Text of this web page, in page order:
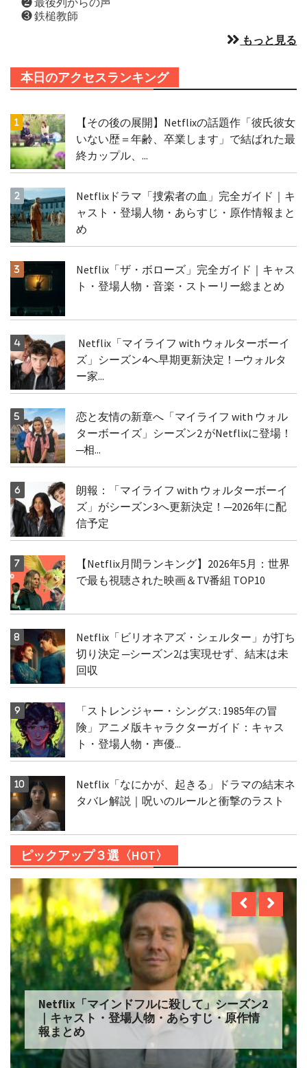
❸ 鉄槌教師
もっと見る
本日のアクセスランキング
【その後の展開】Netflixの話題作「彼氏彼女
いない歴＝年齢、卒業します」で結ばれた最
終カップル、...
Netflixドラマ「捜索者の血」完全ガイド｜キ
ャスト・登場人物・あらすじ・原作情報まと
め
Netflix「ザ・ボローズ」完全ガイド｜キャス
ト・登場人物・音楽・ストーリー総まとめ
Netflix「マイライフ with ウォルターボーイ
ズ」シーズン4へ早期更新決定！─ウォルタ
ー家...
恋と友情の新章へ「マイライフ with ウォル
ターボーイズ」シーズン2 がNetflixに登場！
─相...
朗報：「マイライフ with ウォルターボーイ
ズ」がシーズン3へ更新決定！─2026年に配
信予定
【Netflix月間ランキング】2026年5月：世界
で最も視聴された映画＆TV番組 TOP10
Netflix「ビリオネアズ・シェルター」が打ち
切り決定 ─シーズン2は実現せず、結末は未
回収
「ストレンジャー・シングス: 1985年の冒
険」アニメ版キャラクターガイド：キャス
ト・登場人物・声優...
Netflix「なにかが、起きる」ドラマの結末ネ
タバレ解説｜呪いのルールと衝撃のラスト
ピックアップ３選〈HOT〉
Netflix「マインドフルに殺して」シーズン2
｜キャスト・登場人物・あらすじ・原作情
報まとめ